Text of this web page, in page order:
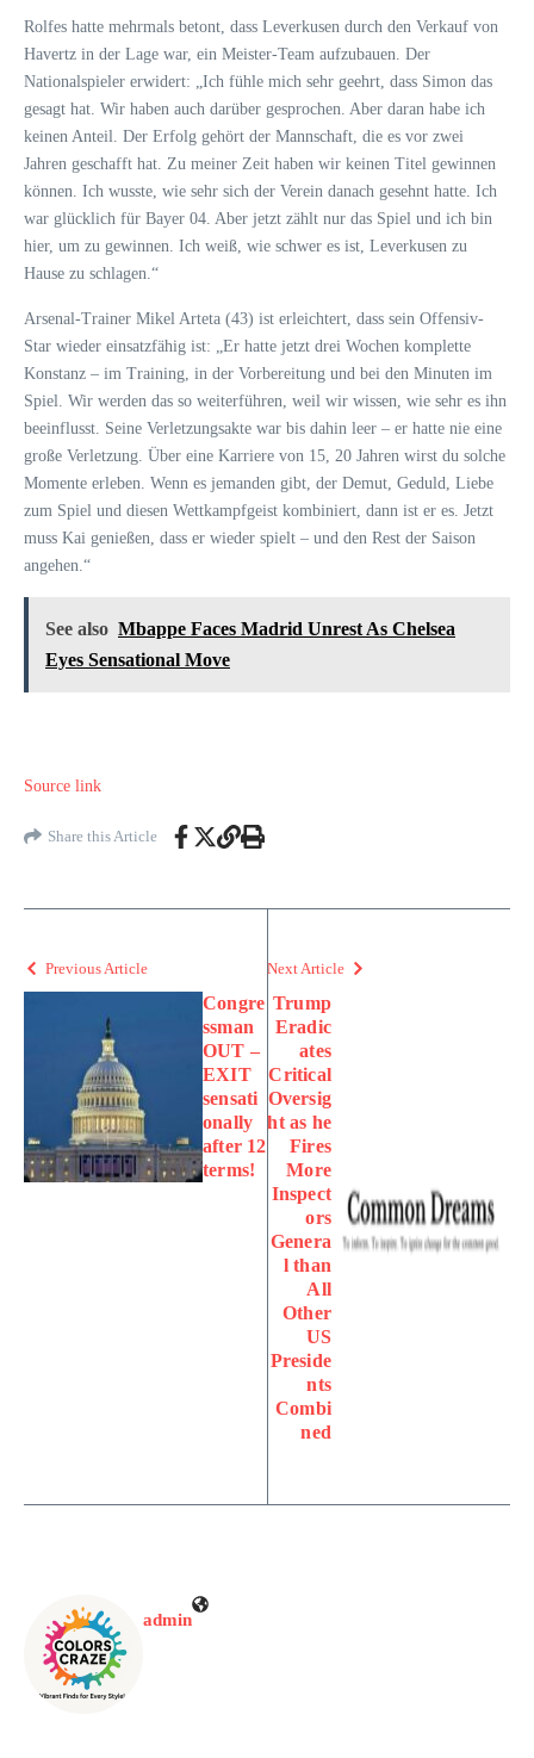
Rolfes hatte mehrmals betont, dass Leverkusen durch den Verkauf von
Havertz in der Lage war, ein Meister-Team aufzubauen. Der
Nationalspieler erwidert: „Ich fühle mich sehr geehrt, dass Simon das
gesagt hat. Wir haben auch darüber gesprochen. Aber daran habe ich
keinen Anteil. Der Erfolg gehört der Mannschaft, die es vor zwei
Jahren geschafft hat. Zu meiner Zeit haben wir keinen Titel gewinnen
können. Ich wusste, wie sehr sich der Verein danach gesehnt hatte. Ich
war glücklich für Bayer 04. Aber jetzt zählt nur das Spiel und ich bin
hier, um zu gewinnen. Ich weiß, wie schwer es ist, Leverkusen zu
Hause zu schlagen.“
Arsenal-Trainer Mikel Arteta (43) ist erleichtert, dass sein Offensiv-
Star wieder einsatzfähig ist: „Er hatte jetzt drei Wochen komplette
Konstanz – im Training, in der Vorbereitung und bei den Minuten im
Spiel. Wir werden das so weiterführen, weil wir wissen, wie sehr es ihn
beeinflusst. Seine Verletzungsakte war bis dahin leer – er hatte nie eine
große Verletzung. Über eine Karriere von 15, 20 Jahren wirst du solche
Momente erleben. Wenn es jemanden gibt, der Demut, Geduld, Liebe
zum Spiel und diesen Wettkampfgeist kombiniert, dann ist er es. Jetzt
muss Kai genießen, dass er wieder spielt – und den Rest der Saison
angehen.“
See also Mbappe Faces Madrid Unrest As Chelsea
Eyes Sensational Move
Source link
Share this Article
Previous Article
Congre
ssman
OUT –
EXIT
sensati
onally
after 12
terms!
Next Article
Trump
Eradic
ates
Critical
Oversig
ht as he
Fires
More
Inspect
ors
Genera
l than
All
Other
US
Preside
nts
Combi
ned
admin